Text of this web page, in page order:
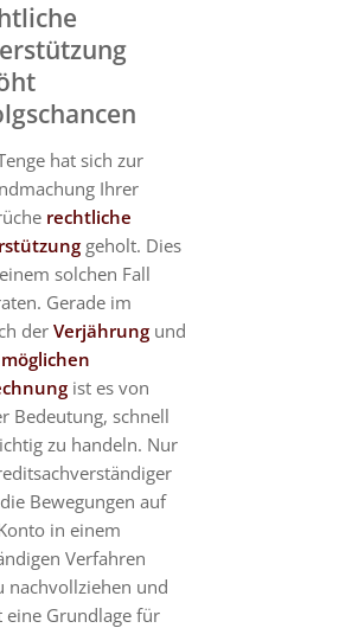
hat sich zur
Ihrer
rechtliche
geholt. Dies
solchen Fall
Gerade im
derVerjährungund
möglichen
ist es von
Bedeutung, schnell
zu handeln. Nur
Bewegungen auf
in einem
Verfahren
nachvollziehen und
eine Grundlage für